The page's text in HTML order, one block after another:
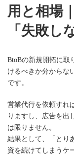
用と相場
「失敗し
BtoBの新規開拓に取
けるべきか分からな
です。
営業代行を依頼すれ
りますし、広告を出
は限りません。
結果として、「とり
資を続けてしまうケ